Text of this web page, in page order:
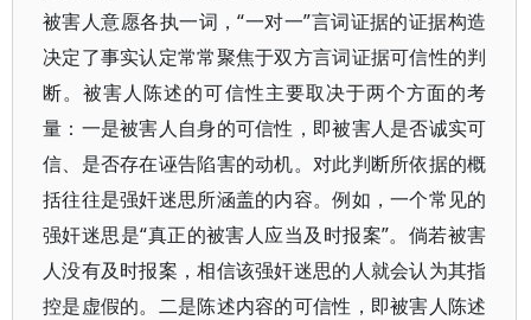
被害人意愿各执一词，“一对一”言词证据的证据构造
决定了事实认定常常聚焦于双方言词证据可信性的判
断。被害人陈述的可信性主要取决于两个方面的考
量：一是被害人自身的可信性，即被害人是否诚实可
信、是否存在诬告陷害的动机。对此判断所依据的概
括往往是强奸迷思所涵盖的内容。例如，一个常见的
强奸迷思是“真正的被害人应当及时报案”。倘若被害
人没有及时报案，相信该强奸迷思的人就会认为其指
控是虚假的。二是陈述内容的可信性，即被害人陈述